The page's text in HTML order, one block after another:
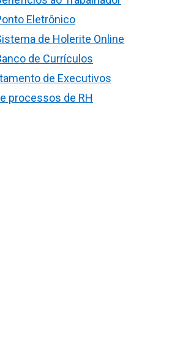
Eletrônico
de Holerite Online
de Currículos
de Executivos
processos de RH